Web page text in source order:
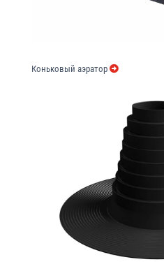
Коньковый аэратор